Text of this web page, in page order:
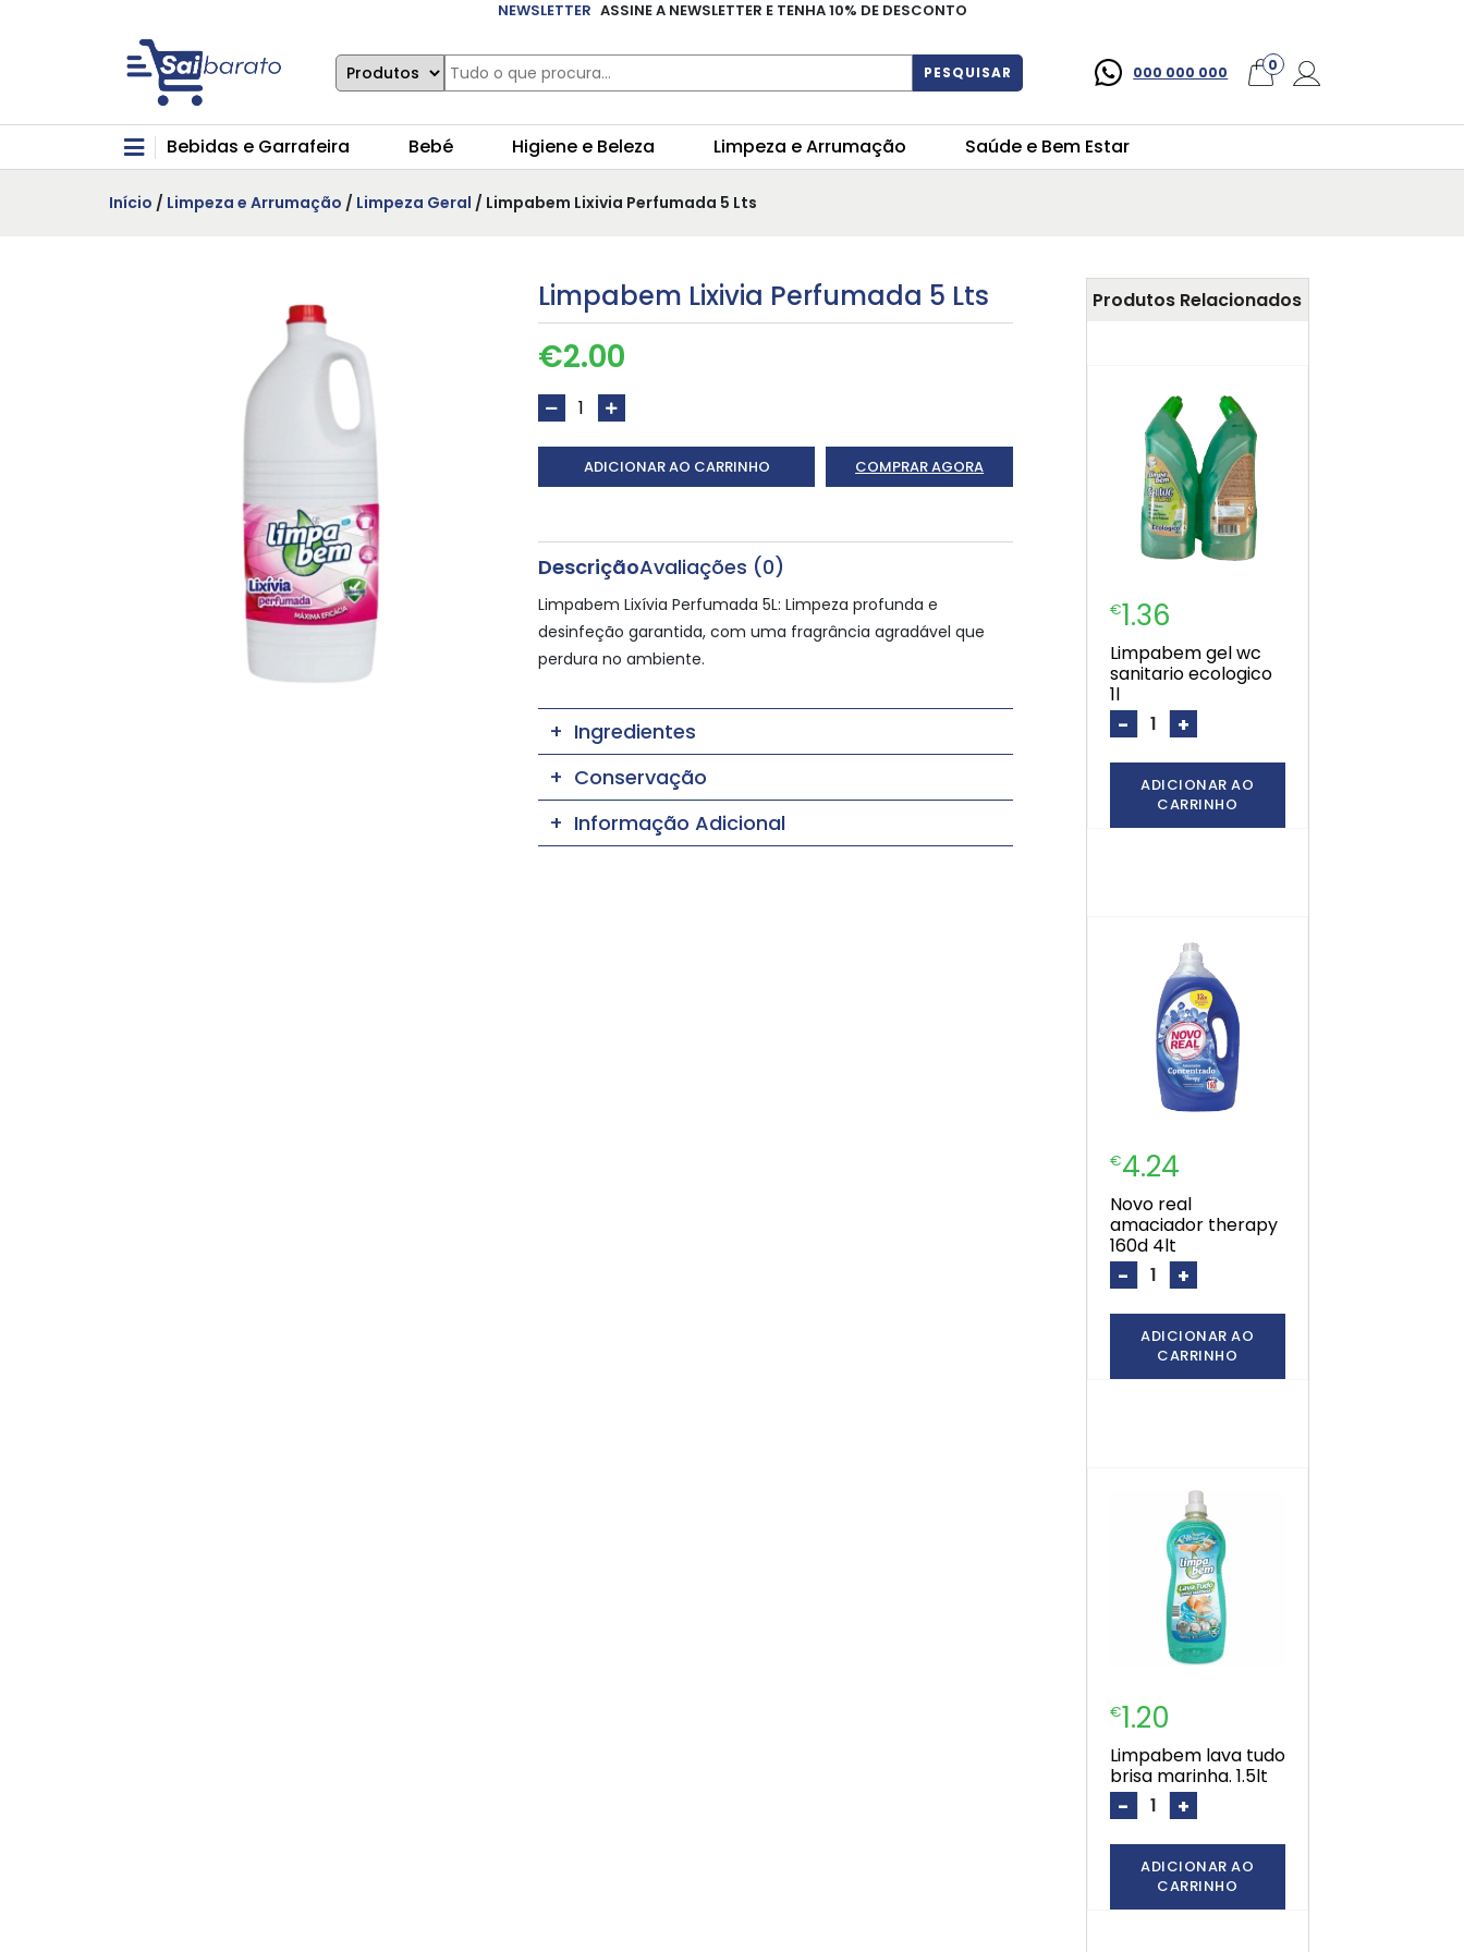
NEWSLETTER ASSINE A NEWSLETTER E TENHA 10% DE DESCONTO
PESQUISAR 000 000 000 0
Bebidas e Garrafeira Bebé Higiene e Beleza Limpeza e Arrumação Saúde e Bem Estar
Início / Limpeza e Arrumação / Limpeza Geral / Limpabem Lixivia Perfumada 5 Lts
Limpabem Lixivia Perfumada 5 Lts
€2.00
ADICIONAR AO CARRINHO COMPRAR AGORA
DescriçãoAvaliações (0)
Limpabem Lixívia Perfumada 5L: Limpeza profunda e
desinfeção garantida, com uma fragrância agradável que
perdura no ambiente.
Ingredientes
Conservação
Informação Adicional
Produtos Relacionados
€1.36
limpabem gel wc
sanitario ecologico
1l
- +
ADICIONAR AO
CARRINHO
€4.24
novo real
amaciador therapy
160d 4lt
- +
ADICIONAR AO
CARRINHO
€1.20
limpabem lava tudo
brisa marinha. 1.5lt
- +
ADICIONAR AO
CARRINHO